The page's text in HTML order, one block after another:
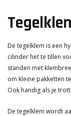
De tegelklem is een
cilinder het te tillen
standen met
om kleine pakketten
Ook handig als je
De tegelklem wordt